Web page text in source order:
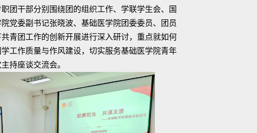
团干部分别围绕团的组织工作、学联学生会、国
党委副书记张晓波、基础医学院团委委员、团员
青团工作的创新开展进行深入研讨，重点就如何
工作质量与作风建设，切实服务基础医学院青年
持座谈交流会。